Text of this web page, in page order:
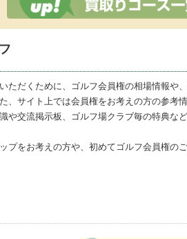
ただくために、ゴルフ会員権の相場情報や
、サイト上では会員権をお考えの方の参考
や交流掲示板、ゴルフ場クラブ毎の特典な
プをお考えの方や、初めてゴルフ会員権の